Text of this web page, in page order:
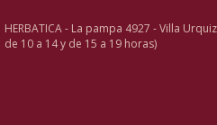
HERBATICA - La pampa 4927 - Villa
de 10 a 14 y de 15 a 19 horas)